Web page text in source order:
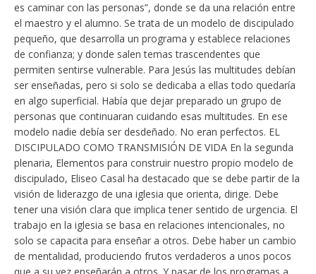
es caminar con las personas”, donde se da una relación entre
el maestro y el alumno. Se trata de un modelo de discipulado
pequeño, que desarrolla un programa y establece relaciones
de confianza; y donde salen temas trascendentes que
permiten sentirse vulnerable. Para Jesús las multitudes debían
ser enseñadas, pero si solo se dedicaba a ellas todo quedaría
en algo superficial. Había que dejar preparado un grupo de
personas que continuaran cuidando esas multitudes. En ese
modelo nadie debía ser desdeñado. No eran perfectos. EL
DISCIPULADO COMO TRANSMISIÓN DE VIDA En la segunda
plenaria, Elementos para construir nuestro propio modelo de
discipulado, Eliseo Casal ha destacado que se debe partir de la
visión de liderazgo de una iglesia que orienta, dirige. Debe
tener una visión clara que implica tener sentido de urgencia. El
trabajo en la iglesia se basa en relaciones intencionales, no
solo se capacita para enseñar a otros. Debe haber un cambio
de mentalidad, produciendo frutos verdaderos a unos pocos